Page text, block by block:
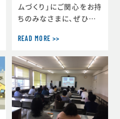
ムづくり」にご関心をお持
ちのみなさまに、ぜひ手
冊をご紹介させていただ
は、2018年度から早稲
田大学ラグビー蹴球部監
督に就任し、初年度に8
年ぶりの対抗戦優勝、2
年目には11季ぶりの大
READ MORE >>